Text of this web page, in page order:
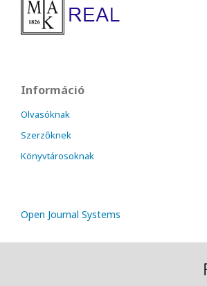
Információ
Olvasóknak
Szerzőknek
Könyvtárosoknak
Open Journal Systems